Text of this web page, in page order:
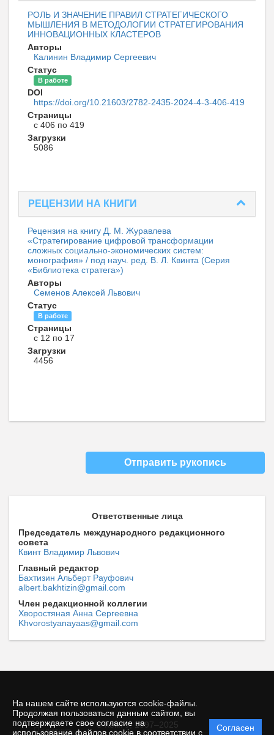
На нашем сайте используются cookie-файлы.
Продолжая пользоваться данным сайтом, вы
подтверждаете свое согласие на
использование файлов cookie в соответствии с
Согласен
РОЛЬ И ЗНАЧЕНИЕ ПРАВИЛ СТРАТЕГИЧЕСКОГО
МЫШЛЕНИЯ В МЕТОДОЛОГИИ СТРАТЕГИРОВАНИЯ
ИННОВАЦИОННЫХ КЛАСТЕРОВ
Авторы
Калинин Владимир Сергеевич
Статус
В работе
DOI
https://doi.org/10.21603/2782-2435-2024-4-3-406-419
Страницы
с 406 по 419
Загрузки
5086
РЕЦЕНЗИИ НА КНИГИ
Рецензия на книгу Д. М. Журавлева
«Стратегирование цифровой трансформации
сложных социально-экономических систем:
монография» / под науч. ред. В. Л. Квинта (Серия
«Библиотека стратега»)
Авторы
Семенов Алексей Львович
Статус
В работе
Страницы
с 12 по 17
Загрузки
4456
Отправить рукопись
Ответственные лица
Председатель международного редакционного
совета
Квинт Владимир Львович
Главный редактор
Бахтизин Альберт Рауфович
albert.bakhtizin@gmail.com
Член редакционной коллегии
Хворостяная Анна Сергеевна
Khvorostyanayaas@gmail.com
© КемГУ, 1997–2025
Политика